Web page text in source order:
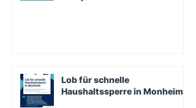
Lob für schnelle
Haushaltssperre in Monheim